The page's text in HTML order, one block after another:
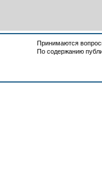
Принимаются
По содержанию